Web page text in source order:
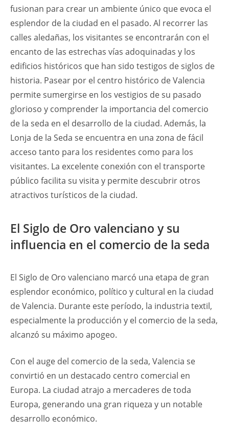
fusionan para crear un ambiente único que evoca el
esplendor de la ciudad en el pasado. Al recorrer las
calles aledañas, los visitantes se encontrarán con el
encanto de las estrechas vías adoquinadas y los
edificios históricos que han sido testigos de siglos de
historia. Pasear por el centro histórico de Valencia
permite sumergirse en los vestigios de su pasado
glorioso y comprender la importancia del comercio
de la seda en el desarrollo de la ciudad. Además, la
Lonja de la Seda se encuentra en una zona de fácil
acceso tanto para los residentes como para los
visitantes. La excelente conexión con el transporte
público facilita su visita y permite descubrir otros
atractivos turísticos de la ciudad.
El Siglo de Oro valenciano y su
influencia en el comercio de la seda
El Siglo de Oro valenciano marcó una etapa de gran
esplendor económico, político y cultural en la ciudad
de Valencia. Durante este período, la industria textil,
especialmente la producción y el comercio de la seda,
alcanzó su máximo apogeo.
Con el auge del comercio de la seda, Valencia se
convirtió en un destacado centro comercial en
Europa. La ciudad atrajo a mercaderes de toda
Europa, generando una gran riqueza y un notable
desarrollo económico.